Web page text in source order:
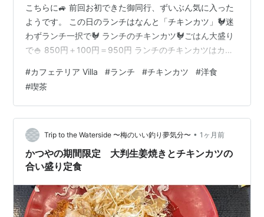
こちらに🚙 前回お初できた御同行、ずいぶん気に入った
ようです。 この日のランチはなんと「チキンカツ」🐓迷
わずランチ一択で🐓 ランチのチキンカツ🐓ごはん大盛り
で🍚 850円＋100円＝950円 ランチのチキンカツはカッ
もｗｗ 米が余って困っている人がいるらしいので消費に
貢献ｗｗｗ はじめてきたのは数十年も前、連れてきてく
れた先輩はご存命か？？ 御同行も満足のランチでした🐓
🐓 カフェテリア Villa 宮崎県宮崎市松橋２丁目１２−１７
☎ 0985ｰ29ｰ5754
#カフェテリア Villa #ランチ #チキンカツ #洋食
#喫茶
Trip to the Waterside 〜梅のいい釣り夢気分〜 • 1ヶ月前
かつやの期間限定 大判生姜焼きとチキンカツの
合い盛り定食